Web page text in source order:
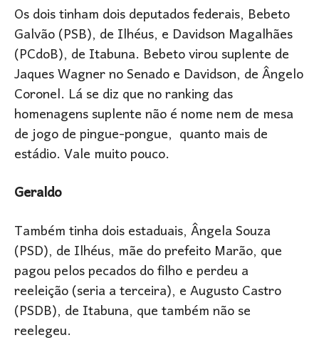
Os dois tinham dois deputados federais, Bebeto
Galvão (PSB), de Ilhéus, e Davidson Magalhães
(PCdoB), de Itabuna. Bebeto virou suplente de
Jaques Wagner no Senado e Davidson, de Ângelo
Coronel. Lá se diz que no ranking das
homenagens suplente não é nome nem de mesa
de jogo de pingue-pongue, quanto mais de
estádio. Vale muito pouco.
Geraldo
Também tinha dois estaduais, Ângela Souza
(PSD), de Ilhéus, mãe do prefeito Marão, que
pagou pelos pecados do filho e perdeu a
reeleição (seria a terceira), e Augusto Castro
(PSDB), de Itabuna, que também não se
reelegeu.